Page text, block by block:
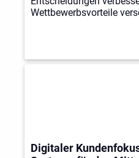
Wettbewerbsvorteile
Digitaler